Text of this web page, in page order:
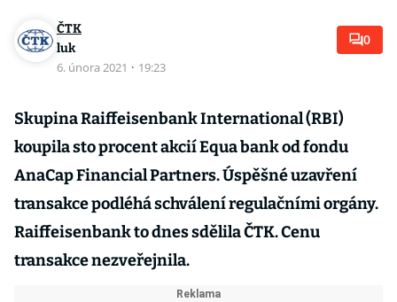
ČTK
luk
6. února 2021 · 19:23
0
Skupina Raiffeisenbank International (RBI)
koupila sto procent akcií Equa bank od fondu
AnaCap Financial Partners. Úspěšné uzavření
transakce podléhá schválení regulačními orgány.
Raiffeisenbank to dnes sdělila ČTK. Cenu
transakce nezveřejnila.